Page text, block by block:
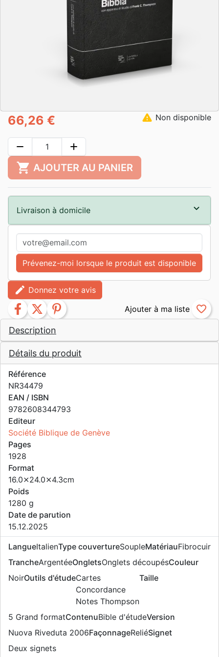
Description
Détails du produit
Référence
NR34479
EAN / ISBN
9782608344793
Editeur
Société Biblique de Genève
Pages
1928
Format
16.0⨯24.0⨯4.3cm
Poids
1280 g
Date de parution
15.12.2025
LangueItalienType couvertureSoupleMatériauFibrocuir
TrancheArgentéeOngletsOnglets découpésCouleur
NoirOutils d'étudeCartes
Concordance
Notes Thompson
Taille
5 Grand formatContenuBible d'étudeVersion
Nuova Riveduta 2006FaçonnageReliéSignet
Deux signets
66,26 € warning Non disponible
remove add
shopping_cart AJOUTER AU PANIER
Livraison à domicile
Prévenez-moi lorsque le produit est disponible
edit Donnez votre avis
facebook twitter pinterest favorite_border